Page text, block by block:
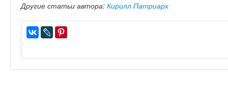
Другие статьи автора: Кирилл Патриарх